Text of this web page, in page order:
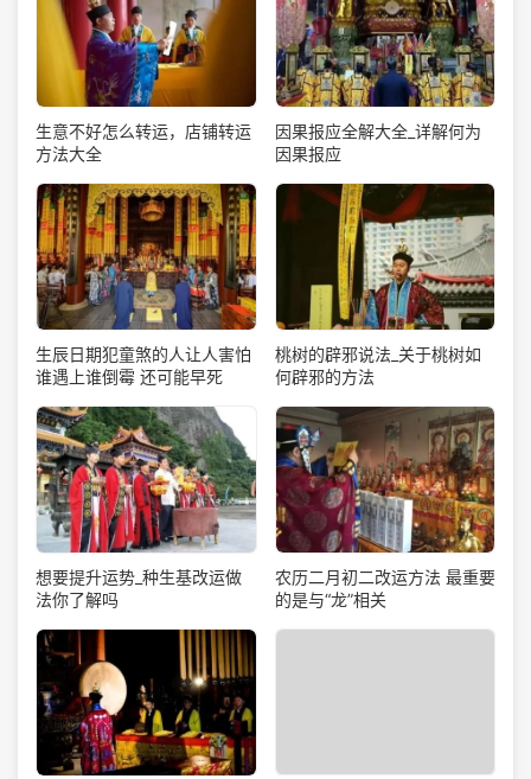
生意不好怎么转运，店铺转运
方法大全
因果报应全解大全_详解何为
因果报应
生辰日期犯童煞的人让人害怕
谁遇上谁倒霉 还可能早死
桃树的辟邪说法_关于桃树如
何辟邪的方法
想要提升运势_种生基改运做
法你了解吗
农历二月初二改运方法 最重要
的是与“龙”相关